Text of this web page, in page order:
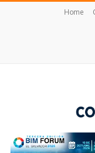
Home
Construcción